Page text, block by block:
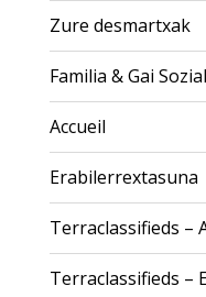
Zure desmartxak
Familia & Gai
Accueil
Erabilerrextasuna
Terraclassifieds –
Terraclassifieds –